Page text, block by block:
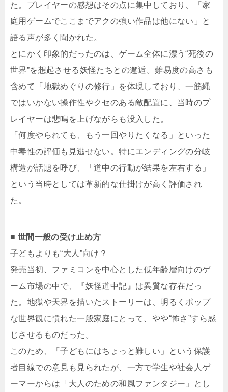
た。プレイヤーの感想はその点に集中しており、「家
庭用ゲームでここまでアクの強い作品は他にない」と
語る声が多く聞かれた。
とにかく印象的だったのは、ゲーム全体に漂う“死後の
世界”を想起させる妖怪たちとの邂逅。難易度の高さも
含めて「地獄めぐりの修行」を体現しており、一筋縄
ではいかない操作性やクセのある敵配置に、当時のプ
レイヤーは悲鳴を上げながらも没入した。
「何度やられても、もう一回やりたくなる」といった
中毒性の評価も見逃せない。特にエンディングの分岐
構造が話題を呼び、「道中の行動が結果を左右する」
という当時としては革新的な仕掛けが高く評価され
た。
■ 世間一般の受け止め方
子どもよりも“大人”向け？
発売当初、ファミコンを中心とした低年齢層向けのゲ
ーム市場の中で、『妖怪道中記』は異質な存在だっ
た。地獄や天界を描いたストーリーは、明るくポップ
な世界観に慣れた一般家庭にとって、やや“怖さ”すら感
じさせるものだった。
このため、「子どもにはちょっと難しい」という保護
者目線での意見も見られたが、一方で学生や社会人ゲ
ーマーからは「大人のための和風ファンタジー」とし